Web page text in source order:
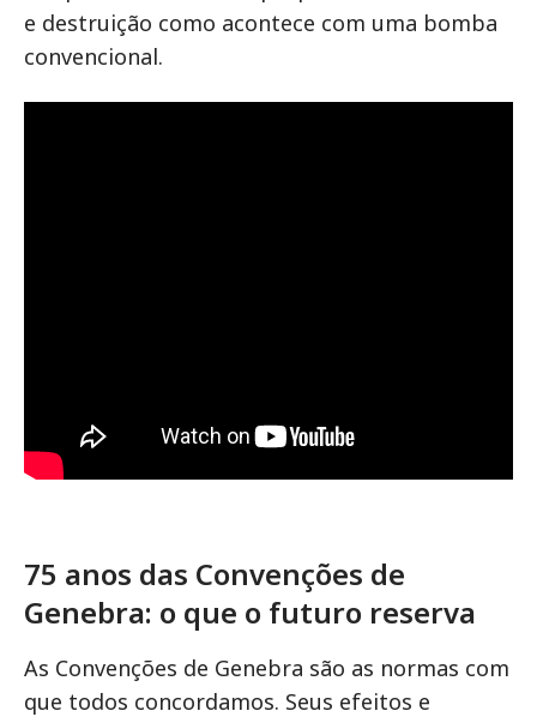
e destruição como acontece com uma bomba
convencional.
75 anos das Convenções de
Genebra: o que o futuro reserva
As Convenções de Genebra são as normas com
que todos concordamos. Seus efeitos e